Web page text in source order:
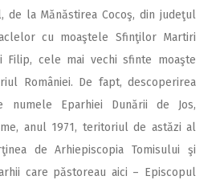
de la Mănăstirea Cocoş, din judeţul
cu moaştele Sfinţilor Martiri
Filip, cele mai vechi sfinte moaşte
României. De fapt, descoperirea
Eparhiei Dunării de Jos,
anul 1971, teritoriul de astăzi al
de Arhiepiscopia Tomisului şi
care păstoreau aici – Episcopul